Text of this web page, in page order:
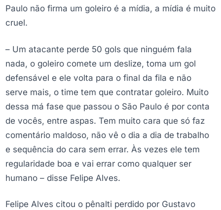
Paulo não firma um goleiro é a mídia, a mídia é muito
cruel.
– Um atacante perde 50 gols que ninguém fala
nada, o goleiro comete um deslize, toma um gol
defensável e ele volta para o final da fila e não
serve mais, o time tem que contratar goleiro. Muito
dessa má fase que passou o São Paulo é por conta
de vocês, entre aspas. Tem muito cara que só faz
comentário maldoso, não vê o dia a dia de trabalho
e sequência do cara sem errar. Às vezes ele tem
regularidade boa e vai errar como qualquer ser
humano – disse Felipe Alves.
Felipe Alves citou o pênalti perdido por Gustavo